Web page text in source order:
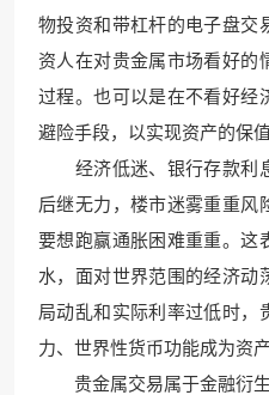
物投资和带杠杆的电子盘交
资人在对贵金属市场看好的
过程。也可以是在不看好经
避险手段，以实现资产的保
经济低迷、 银行存款利
后继无力，楼市迷雾重重风
要想跑赢通胀困难重重。这
水，面对世界范围的经济动
局动乱和实际利率过低时，
力、 世界性货币功能成为资
贵金属交易属于金融衍生